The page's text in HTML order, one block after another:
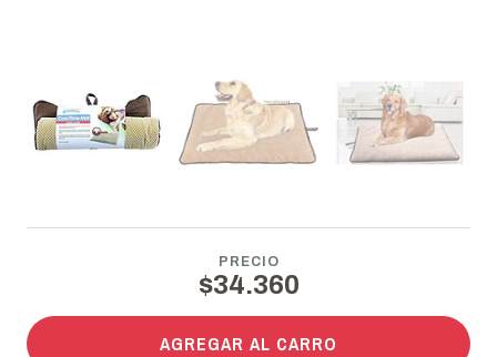
PRECIO
$34.360
AGREGAR AL CARRO